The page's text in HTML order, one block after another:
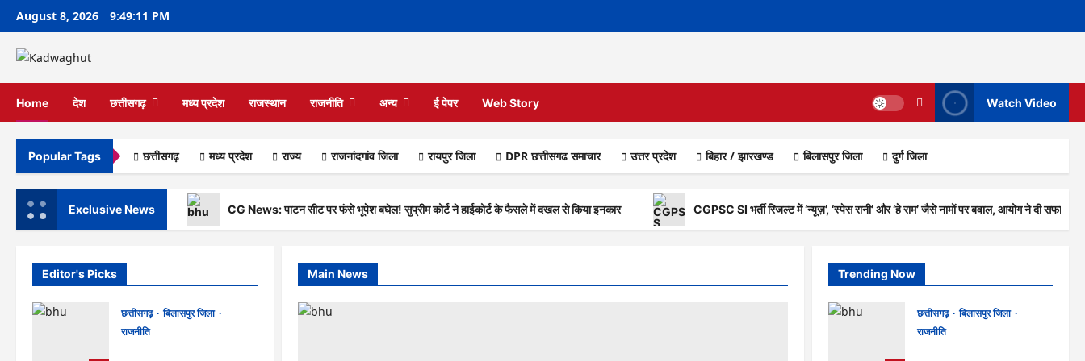
Skip
content
August 8, 2026 9:49:12 PM
Home देश छत्तीसगढ़ मध्य प्रदेश राजस्थान राजनीति अन्य ई पेपर Web Story Watch Video
Popular Tags छत्तीसगढ़ मध्य प्रदेश राज्‍य राजनांदगांव जिला रायपुर जिला DPR छत्तीसगढ समाचार उत्तर प्रदेश बिहार / झारखण्ड बिलासपुर जिला दुर्ग जिला
Exclusive News CG News: पाटन सीट पर फंसे भूपेश बघेल! सुप्रीम कोर्ट ने हाईकोर्ट के फैसले में दखल से किया इनकार CGPSC SI भर्ती रिजल्ट में ‘न्यूज़’, ‘स्पेस रानी’ और ‘हे राम’ जैसे नामों पर बवाल, आयोग ने दी सफाई
Editor's Picks
छत्तीसगढ़
बिलासपुर जिला
राजनीति
Main News Trending Now
छत्तीसगढ़
बिलासपुर जिला
राजनीति